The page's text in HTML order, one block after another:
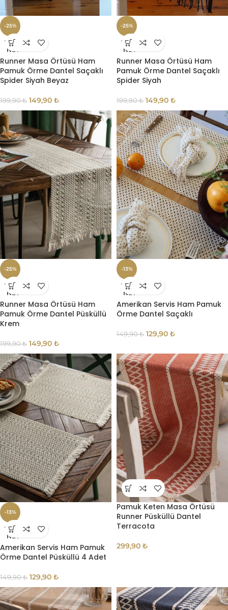
-25%
TÜKE
NDI
Runner Masa Örtüsü Ham
Pamuk Örme Dantel Saçaklı
Spider Siyah Beyaz
199,90₺ 149,90 ₺
-25%
TÜKE
NDI
Runner Masa Örtüsü Ham
Pamuk Örme Dantel Saçaklı
Spider Siyah
199,90₺ 149,90 ₺
-25%
TÜKE
NDI
Runner Masa Örtüsü Ham
Pamuk Örme Dantel Püsküllü
Krem
199,90₺ 149,90 ₺
-13%
TÜKE
NDI
Amerikan Servis Ham Pamuk
Örme Dantel Saçaklı
149,90₺ 129,90 ₺
-13%
TÜKE
NDI
Amerikan Servis Ham Pamuk
Örme Dantel Püsküllü 4 Adet
149,90₺ 129,90 ₺
Pamuk Keten Masa Örtüsü
Runner Püsküllü Dantel
Terracota
299,90 ₺